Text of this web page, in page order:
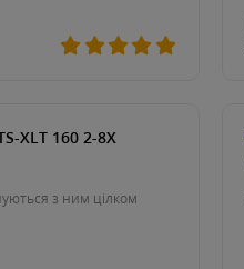
XLT 160 2-8X
з ним цілком